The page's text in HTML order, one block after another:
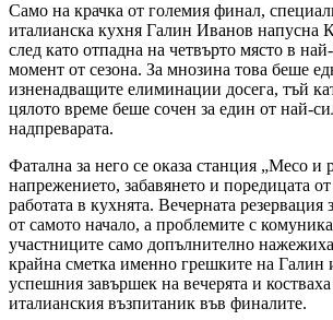
Само на крачка от големия финал,
италианска кухня Галин Иванов напусна
след като отпадна на четвърто място в
момент от сезона. За мнозина това беше
изненадващите елиминации досега, тъй
цялото време беше сочен за един от най-
надпреварата.
Фатална за него се оказа станция „Месо и
напрежението, забавянето и поредицата
работата в кухнята. Вечерната
от самото начало, а проблемите с
участниците само допълнително
крайна сметка именно грешките на Галин
успешния завършек на вечерята и
италианския възпитаник във финалите.